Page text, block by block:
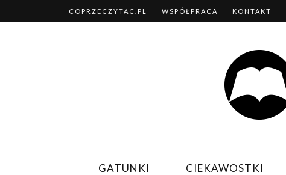
COPRZECZYTAC.PL WSPÓŁPRACA KONTAKT
GATUNKI CIEKAWOSTKI